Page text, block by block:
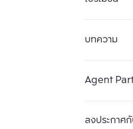
บทความ
Agent
ลงประกาศกั